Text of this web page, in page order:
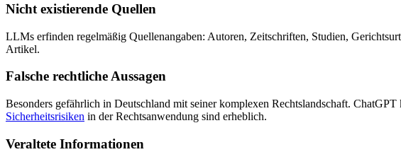
Nicht existierende Quellen
LLMs erfinden regelmäßig Quellenangaben: Autoren, Zeitschriften, Studien,
Artikel.
Falsche rechtliche Aussagen
Besonders gefährlich in Deutschland mit seiner komplexen Rechtslandschaft.
Sicherheitsrisiken in der Rechtsanwendung sind erheblich.
Veraltete Informationen